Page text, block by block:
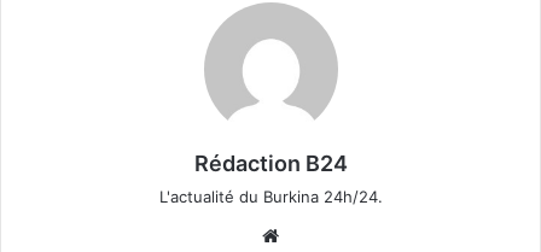
Rédaction B24
L'actualité du Burkina 24h/24.